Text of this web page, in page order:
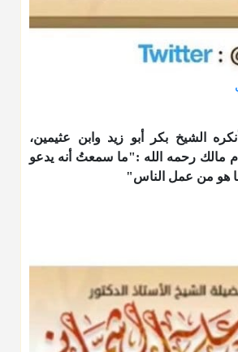
الشيخ بكر أبو زيد وابن عثيمين،
مالك رحمه الله :"ما سمعتُ أنه يدعو
هو من عمل الناس"